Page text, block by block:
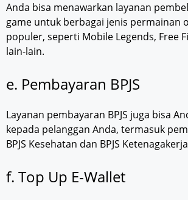
Anda bisa menawarkan layanan
game untuk berbagai jenis permainan
populer, seperti Mobile Legends, Free
lain-lain.
e. Pembayaran BPJS
Layanan pembayaran BPJS juga bisa
kepada pelanggan Anda, termasuk
BPJS Kesehatan dan BPJS
f. Top Up E-Wallet